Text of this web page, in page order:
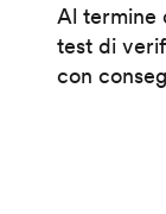
Al termine
test di
con